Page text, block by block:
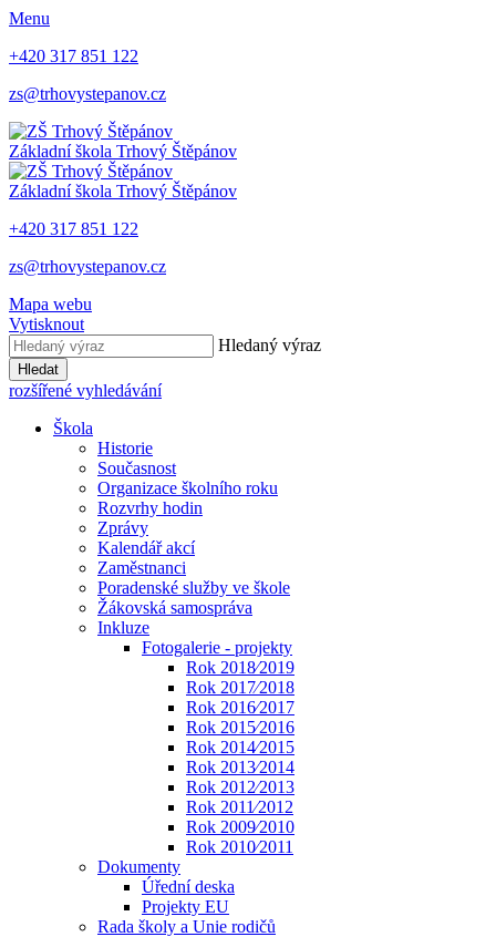
Menu
+420 317 851 122
zs@trhovystepanov.cz
Základní škola Trhový Štěpánov
Základní škola Trhový Štěpánov
+420 317 851 122
zs@trhovystepanov.cz
Mapa webu
Vytisknout
Hledaný výraz
Hledat
rozšířené vyhledávání
Škola
Historie
Současnost
Organizace školního roku
Rozvrhy hodin
Zprávy
Kalendář akcí
Zaměstnanci
Poradenské služby ve škole
Žákovská samospráva
Inkluze
Fotogalerie - projekty
Rok 2018⁄2019
Rok 2017⁄2018
Rok 2016⁄2017
Rok 2015⁄2016
Rok 2014⁄2015
Rok 2013⁄2014
Rok 2012⁄2013
Rok 2011⁄2012
Rok 2009⁄2010
Rok 2010⁄2011
Dokumenty
Úřední deska
Projekty EU
Rada školy a Unie rodičů